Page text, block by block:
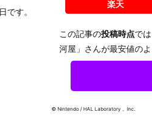
です。
楽天
この記事の投稿時点で
河屋」さんが最安値のよ
© Nintendo / HAL Laboratory， Inc.
フィギュア予
約【バンダ
イ】より202
6年12月発売
ックスファ
トリー】よ
2027年1月
売予定♪